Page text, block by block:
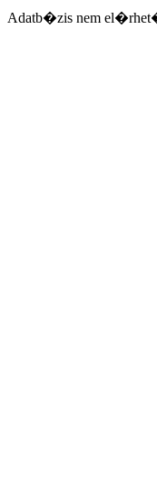
Adatb�zis nem